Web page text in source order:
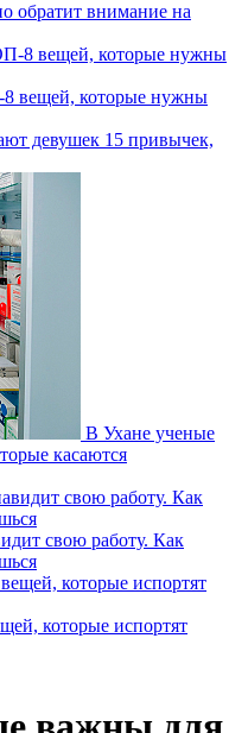
обратит внимание на
вещей, которые нужны
15 привычек,
В Ухане ученые
касаются
свою работу. Как
которые испортят